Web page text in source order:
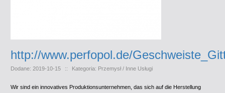
http://www.perfopol.de/
Dodane: 2019-10-15 :: Kategoria: Przemysł / Inne Usługi
Wir sind ein innovatives Produktionsunternehmen, das sich auf die Herstellung